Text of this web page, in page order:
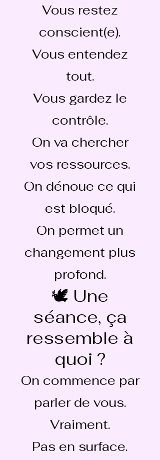
Vous restez
conscient(e).
Vous entendez
tout.
Vous gardez le
contrôle.
On va chercher
vos ressources.
On dénoue ce qui
est bloqué.
On permet un
changement plus
profond.
🕊 Une
séance, ça
ressemble à
quoi ?
On commence par
parler de vous.
Vraiment.
Pas en surface.